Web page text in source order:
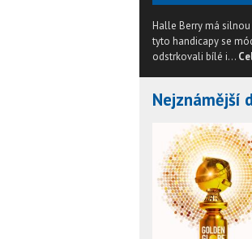
Halle Berry má
tyto handicapy se
odstrkovali bílé i...
Nejznámější